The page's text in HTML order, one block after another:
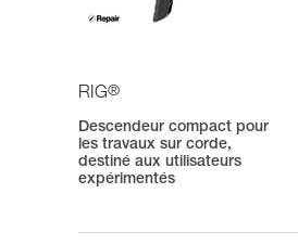
RIG®
Descendeur compact pour
les travaux sur corde,
destiné aux utilisateurs
expérimentés